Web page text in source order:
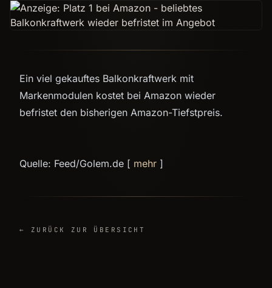
Ein viel gekauftes Balkonkraftwerk mit
Markenmodulen kostet bei Amazon wieder
befristet den bisherigen Amazon-Tiefstpreis.
Quelle: Feed/Golem.de [ mehr ]
← ZURÜCK ZUR ÜBERSICHT